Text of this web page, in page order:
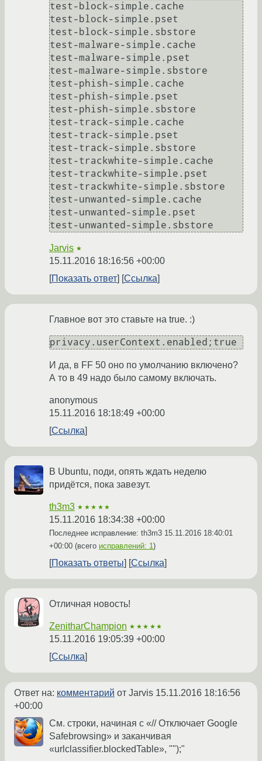
test-block-simple.cache
test-block-simple.pset
test-block-simple.sbstore
test-malware-simple.cache
test-malware-simple.pset
test-malware-simple.sbstore
test-phish-simple.cache
test-phish-simple.pset
test-phish-simple.sbstore
test-track-simple.cache
test-track-simple.pset
test-track-simple.sbstore
test-trackwhite-simple.cache
test-trackwhite-simple.pset
test-trackwhite-simple.sbstore
test-unwanted-simple.cache
test-unwanted-simple.pset
Jarvis ★
15.11.2016 18:16:56 +00:00
Показать ответ
Ссылка
Главное вот это ставьте на true. :)
privacy.userContext.enabled;true
И да, в FF 50 оно по умолчанию включено?
А то в 49 надо было самому включать.
anonymous
15.11.2016 18:18:49 +00:00
Ссылка
В Ubuntu, поди, опять ждать неделю
придётся, пока завезут.
th3m3 ★★★★★
15.11.2016 18:34:38 +00:00
Последнее исправление: th3m3 15.11.2016 18:40:01
+00:00 (всего исправлений: 1)
Показать ответы Ссылка
Отличная новость!
ZenitharChampion ★★★★★
15.11.2016 19:05:39 +00:00
Ссылка
Ответ на: комментарий от Jarvis 15.11.2016 18:16:56
+00:00
См. строки, начиная с «// Отключает Google
Safebrowsing» и заканчивая
«urlclassifier.blockedTable», "");"